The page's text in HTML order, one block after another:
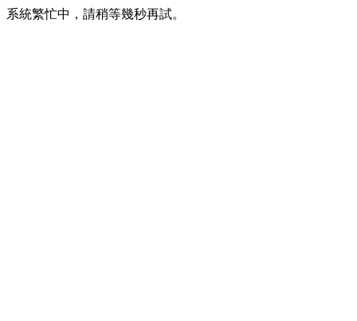
系統繁忙中，請稍等幾秒再試。